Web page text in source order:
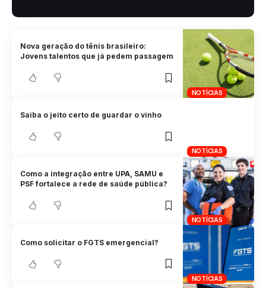
NOTÍCIAS
Nova geração do tênis brasileiro:
Jovens talentos que já pedem passagem
NOTÍCIAS
Saiba o jeito certo de guardar o vinho
NOTÍCIAS
Como a integração entre UPA, SAMU e
PSF fortalece a rede de saúde pública?
NOTÍCIAS
Como solicitar o FGTS emergencial?